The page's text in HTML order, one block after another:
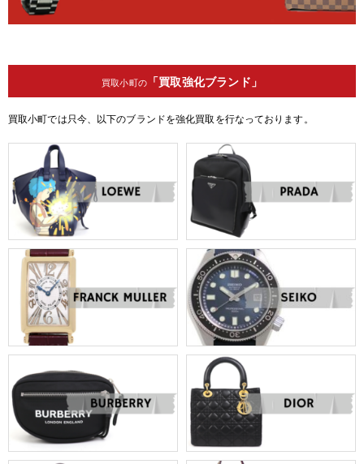
買取小町の「買取強化ブランド」
買取小町では只今、以下のブランドを強化買取を行なっております。